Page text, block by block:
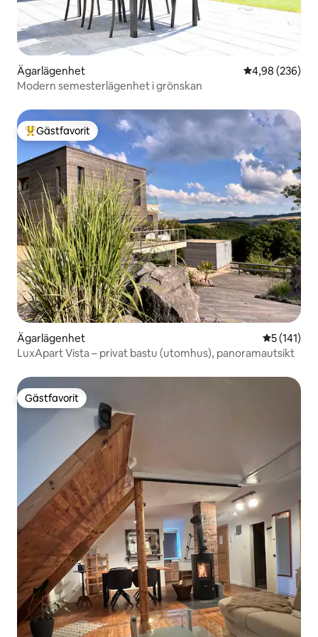
Ägarlägenhet 4,98 av 5 i
4,98 (236)
Modern semesterlägenhet i grönskan
Populär gästfavorit
Gästfavorit
Ägarlägenhet 5 av 5 i
5 (141)
LuxApart Vista – privat bastu (utomhus), panoramautsikt
Gästfavorit
Gästfavorit